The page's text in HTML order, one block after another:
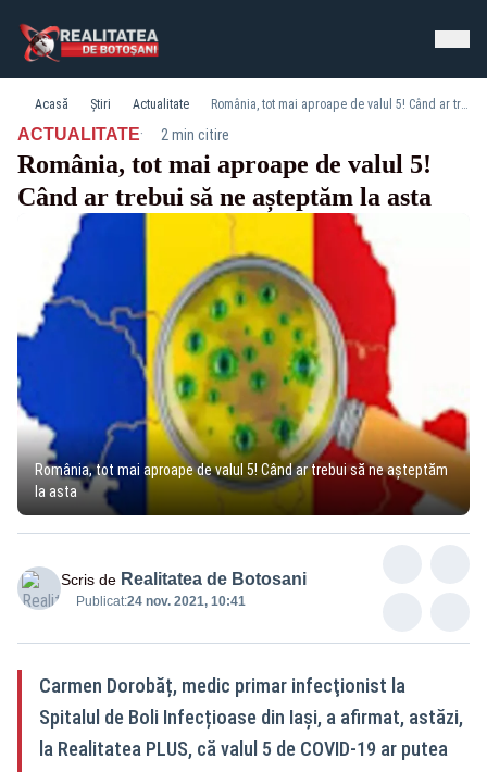
Acasă Știri Actualitate România, tot mai aproape de valul 5! Când ar trebui să ne așteptăm la asta
ACTUALITATE· 2 min citire
România, tot mai aproape de valul 5!
Când ar trebui să ne așteptăm la asta
România, tot mai aproape de valul 5! Când ar trebui să ne așteptăm
la asta
Scris de Realitatea de Botosani
Publicat:24 nov. 2021, 10:41
Carmen Dorobăț, medic primar infecţionist la
Spitalul de Boli Infecțioase din Iași, a afirmat, astăzi,
la Realitatea PLUS, că valul 5 de COVID-19 ar putea